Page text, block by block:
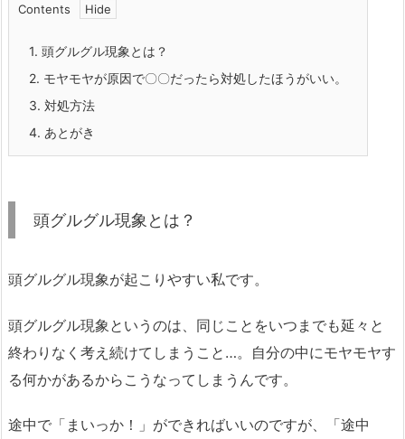
Contents
1. 頭グルグル現象とは？
2. モヤモヤが原因で〇〇だったら対処したほうがいい。
3. 対処方法
4. あとがき
頭グルグル現象とは？
頭グルグル現象が起こりやすい私です。
頭グルグル現象というのは、同じことをいつまでも延々と
終わりなく考え続けてしまうこと…。自分の中にモヤモヤす
る何かがあるからこうなってしまうんです。
途中で「まいっか！」ができればいいのですが、「途中